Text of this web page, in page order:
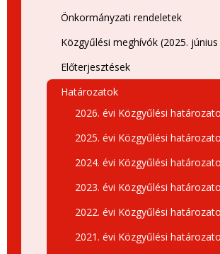
Önkormányzati rendeletek
Közgyűlési meghívók (2025.
Előterjesztések
Határozatok
2026. évi Közgyűlési
2025. évi Közgyűlési
2024. évi Közgyűlési
2023. évi Közgyűlési
2022. évi Közgyűlési
2021. évi Közgyűlési